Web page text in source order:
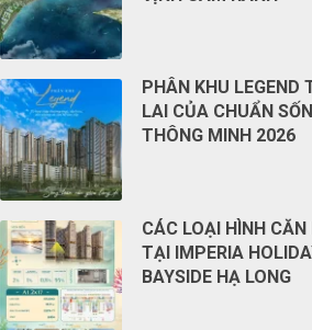
PHÂN KHU LEGEND
LAI CỦA CHUẨN
THÔNG MINH 2026
CÁC LOẠI HÌNH CĂN
TẠI IMPERIA
BAYSIDE HẠ LONG